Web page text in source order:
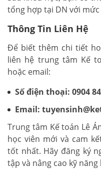
tổng hợp tại DN với
Thông Tin Liên Hệ
Để biết thêm chi tiết
liên hệ trung tâm Kế
hoặc email:
Số điện thoại: 0904
Email:
Trung tâm Kế toán Lê
học viên mới và cam
tốt nhất. Hãy đăng ký
tập và nâng cao kỹ